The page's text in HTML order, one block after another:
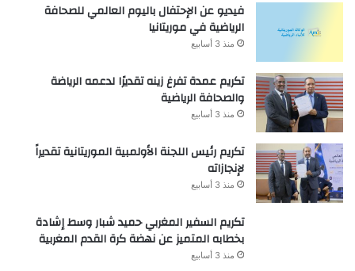
فيديو عن الإحتفال باليوم العالمي للصحافة
الرياضية في موريتانيا
منذ 3 أسابيع
تكريم عمدة تفرغ زينه تقديرًا لدعمه الرياضة
والصحافة الرياضية
منذ 3 أسابيع
تكريم رئيس اللجنة الأولمبية الموريتانية تقديراً
لإنجازاته
منذ 3 أسابيع
تكريم السفير المغربي حميد شبار وسط إشادة
بخطابه المتميز عن نهضة كرة القدم المغربية
منذ 3 أسابيع